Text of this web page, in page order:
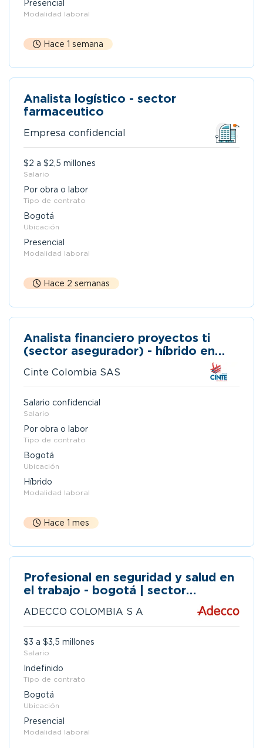
Presencial
Modalidad laboral
Hace 1 semana
Analista logístico - sector
farmaceutico
Empresa confidencial
$2 a $2,5 millones
Salario
Por obra o labor
Tipo de contrato
Bogotá
Ubicación
Presencial
Modalidad laboral
Hace 2 semanas
Analista financiero proyectos ti
(sector asegurador) - híbrido en
Cinte Colombia SAS
Salario confidencial
Salario
Por obra o labor
Tipo de contrato
Bogotá
Ubicación
Híbrido
Modalidad laboral
Hace 1 mes
Profesional en seguridad y salud en
el trabajo - bogotá | sector
ADECCO COLOMBIA S A
$3 a $3,5 millones
Salario
Indefinido
Tipo de contrato
Bogotá
Ubicación
Presencial
Modalidad laboral